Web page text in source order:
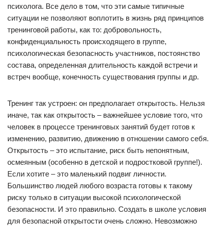
психолога. Все дело в том, что эти самые типичные
ситуации не позволяют воплотить в жизнь ряд принципов
тренинговой работы, как то: добровольность,
конфиденциальность происходящего в группе,
психологическая безопасность участников, постоянство
состава, определенная длительность каждой встречи и
встреч вообще, конечность существования группы и др.
Тренинг так устроен: он предполагает открытость. Нельзя
иначе, так как открытость – важнейшее условие того, что
человек в процессе тренинговых занятий будет готов к
изменению, развитию, движению в отношении самого себя.
Открытость – это испытание, риск быть непонятным,
осмеянным (особенно в детской и подростковой группе!).
Если хотите – это маленький подвиг личности.
Большинство людей любого возраста готовы к такому
риску только в ситуации высокой психологической
безопасности. И это правильно. Создать в школе условия
для безопасной открытости очень сложно. Невозможно